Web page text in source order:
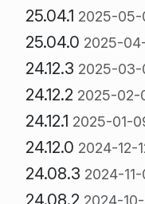
25.04.1 2025-05-
25.04.0 2025-
24.12.3 2025-03-
24.12.2 2025-02-
24.12.1 2025-01-
24.12.0 2024-12-
24.08.3 2024-11-
24.08.2